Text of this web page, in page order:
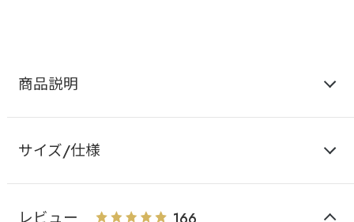
商品説明
サイズ/仕様